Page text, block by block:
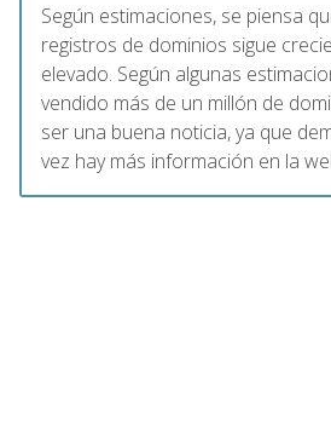
Según estimaciones, se piensa
registros de dominios sigue
elevado. Según algunas
vendido más de un millón de
ser una buena noticia, ya que
vez hay más información en la